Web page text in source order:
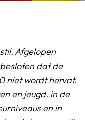
Afgelopen
dat de
niet wordt hervat.
en jeugd, in de
en in